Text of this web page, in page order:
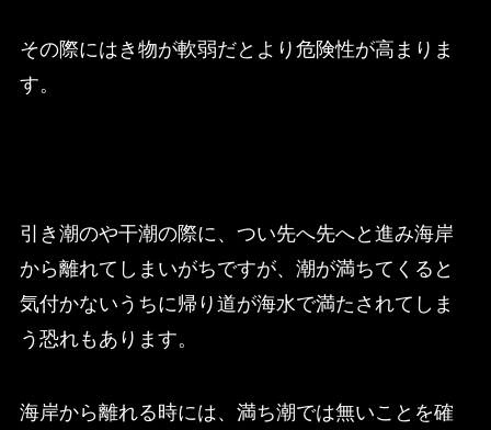
その際にはき物が軟弱だとより危険性が高まりま
す。
引き潮のや干潮の際に、つい先へ先へと進み海岸
から離れてしまいがちですが、潮が満ちてくると
気付かないうちに帰り道が海水で満たされてしま
う恐れもあります。
海岸から離れる時には、満ち潮では無いことを確